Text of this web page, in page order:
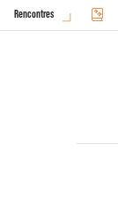
Rencontres